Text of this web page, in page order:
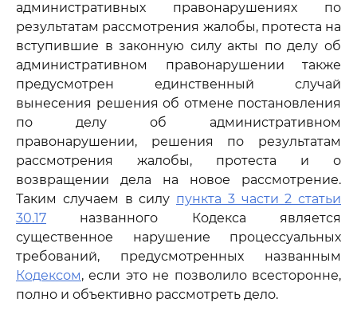
административных правонарушениях по
результатам рассмотрения жалобы, протеста на
вступившие в законную силу акты по делу об
административном правонарушении также
предусмотрен единственный случай
вынесения решения об отмене постановления
по делу об административном
правонарушении, решения по результатам
рассмотрения жалобы, протеста и о
возвращении дела на новое рассмотрение.
Таким случаем в силу пункта 3 части 2 статьи
30.17 названного Кодекса является
существенное нарушение процессуальных
требований, предусмотренных названным
Кодексом, если это не позволило всесторонне,
полно и объективно рассмотреть дело.